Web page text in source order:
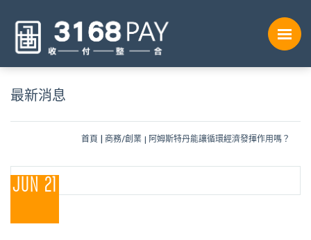
最新消息
首頁 商務/創業 阿姆斯特丹能讓循環經濟發揮作用嗎？
JUN 21